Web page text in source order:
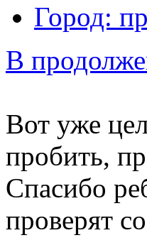
Город:
В
Вот уже
пробить,
Спасибо
проверят